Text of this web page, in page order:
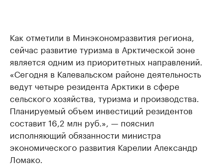
Как отметили в Минэкономразвития региона,
сейчас развитие туризма в Арктической зоне
является одним из приоритетных направлений.
«Сегодня в Калевальском районе деятельность
ведут четыре резидента Арктики в сфере
сельского хозяйства, туризма и производства.
Планируемый объем инвестиций резидентов
составит 16,2 млн руб.», — пояснил
исполняющий обязанности министра
экономического развития Карелии Александр
Ломако.